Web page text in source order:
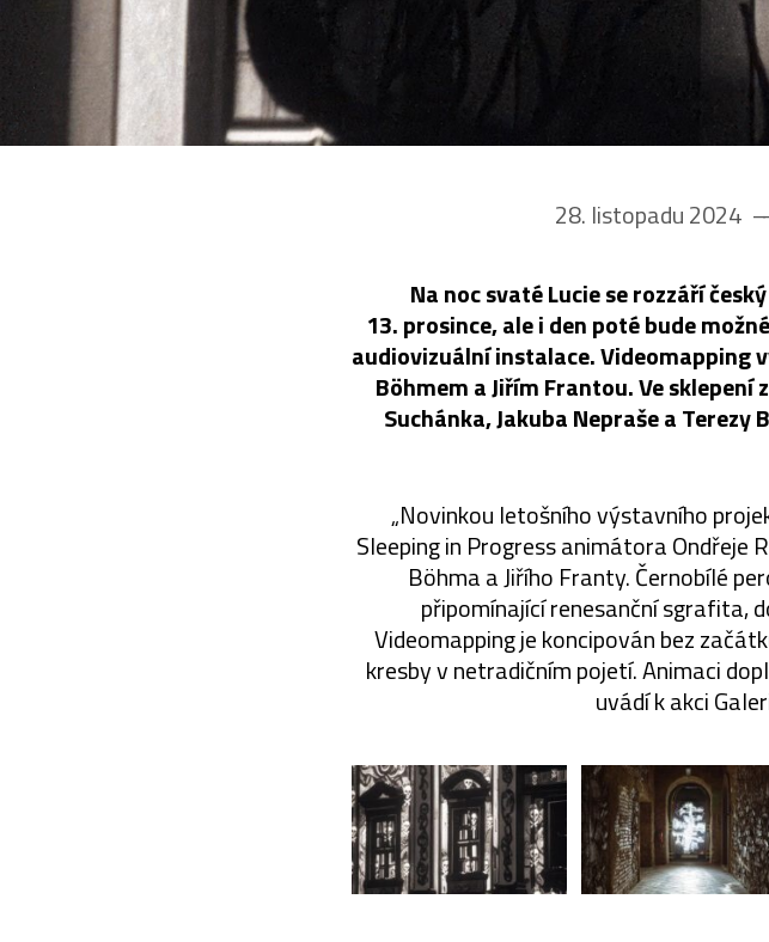
28. listopadu 2024
Na noc svaté Lucie se rozzáří
13. prosince, ale i den poté bude
audiovizuální instalace. Videomapping
Böhmem a Jiřím Frantou. Ve
Suchánka, Jakuba Nepraše a
„Novinkou letošního výstavního
Sleeping in Progress animátora Ondřeje
Böhma a Jiřího Franty. Černobílé
připomínající renesanční sgrafita,
Videomapping je koncipován bez
kresby v netradičním pojetí. Animaci
uvádí k akci